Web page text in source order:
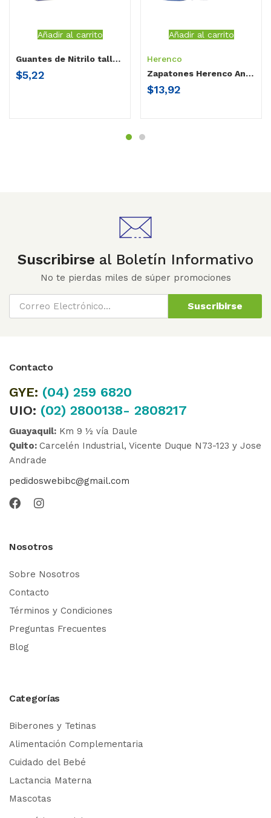
Añadir al carrito
Guantes de Nitrilo talla L
$5,22
Añadir al carrito
Herenco
Zapatones Herenco Antideslizantes
$13,92
Suscribirse al Boletín Informativo
No te pierdas miles de súper promociones
Suscribirse
Contacto
GYE: (04) 259 6820
UIO: (02) 2800138- 2808217
Guayaquil: Km 9 ½ vía Daule
Quito: Carcelén Industrial, Vicente Duque N73-123 y Jose
Andrade
pedidoswebibc@gmail.com
Nosotros
Sobre Nosotros
Contacto
Términos y Condiciones
Preguntas Frecuentes
Blog
Categorías
Biberones y Tetinas
Alimentación Complementaria
Cuidado del Bebé
Lactancia Materna
Mascotas